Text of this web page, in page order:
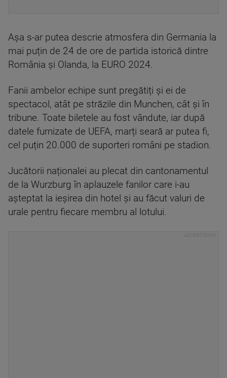
Așa s-ar putea descrie atmosfera din Germania la
mai puțin de 24 de ore de partida istorică dintre
România și Olanda, la EURO 2024.
Fanii ambelor echipe sunt pregătiți și ei de
spectacol, atât pe străzile din Munchen, cât și în
tribune. Toate biletele au fost vândute, iar după
datele furnizate de UEFA, marți seară ar putea fi,
cel puțin 20.000 de suporteri români pe stadion.
Jucătorii naționalei au plecat din cantonamentul
de la Wurzburg în aplauzele fanilor care i-au
așteptat la ieșirea din hotel și au făcut valuri de
urale pentru fiecare membru al lotului.